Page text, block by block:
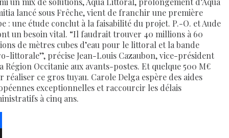
lancé sous Frêche, vient de franchir une première
: une étude conclut à la faisabilité du projet. P.-O. et Aude
un besoin vital. “Il faudrait trouver 40 millions à 60
de mètres cubes d’eau pour le littoral et la bande
littorale”, précise Jean-Louis Cazaubon, vice-président
Région Occitanie aux avants-postes. Et quelque 500 M€
réaliser ce gros tuyau. Carole Delga espère des aides
exceptionnelles et raccourcir les délais
à cinq ans.